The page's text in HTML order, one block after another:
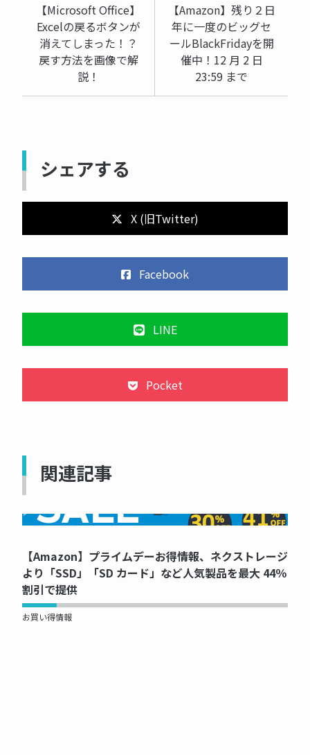
【Microsoft Office】
Excelの戻るボタンが
消えてしまった！？
戻す方法を画像で解
説！
【Amazon】残り２日
年に一度のビッグセ
ールBlackFridayを開
催中！12 月 2 日
23:59 まで
シェアする
X (旧Twitter)
Facebook
LINE
Pocket
関連記事
NOW PRINTING...
【Amazon】プライムデーお得情報、ネクストレージ
より「SSD」「SD カード」など人気製品を最大 44％
割引で提供
お買い得情報